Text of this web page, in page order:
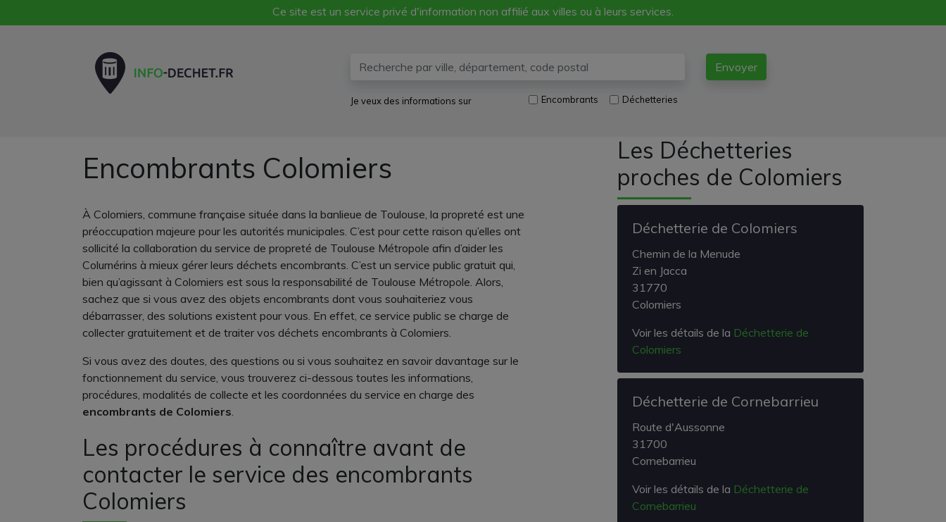
Ce site est un service privé d'information non affilié aux villes ou à leurs services.
Envoyer
Je veux des informations sur Encombrants Déchetteries
Encombrants Colomiers
À Colomiers, commune française située dans la banlieue de Toulouse, la propreté est une
préoccupation majeure pour les autorités municipales. C’est pour cette raison qu’elles ont
sollicité la collaboration du service de propreté de Toulouse Métropole afin d’aider les
Columérins à mieux gérer leurs déchets encombrants. C’est un service public gratuit qui,
bien qu’agissant à Colomiers est sous la responsabilité de Toulouse Métropole. Alors,
sachez que si vous avez des objets encombrants dont vous souhaiteriez vous
débarrasser, des solutions existent pour vous. En effet, ce service public se charge de
collecter gratuitement et de traiter vos déchets encombrants à Colomiers.
Si vous avez des doutes, des questions ou si vous souhaitez en savoir davantage sur le
fonctionnement du service, vous trouverez ci-dessous toutes les informations,
procédures, modalités de collecte et les coordonnées du service en charge des
encombrants de Colomiers.
Les procédures à connaître avant de
contacter le service des encombrants
Colomiers
Les Déchetteries
proches de Colomiers
Déchetterie de Colomiers
Chemin de la Menude
Zi en Jacca
31770
Colomiers
Voir les détails de la Déchetterie de
Colomiers
Déchetterie de Cornebarrieu
Route d'Aussonne
31700
Cornebarrieu
Voir les détails de la Déchetterie de
Cornebarrieu